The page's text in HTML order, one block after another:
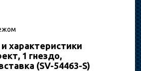
характеристики
1 гнездо,
(SV-54463-S)